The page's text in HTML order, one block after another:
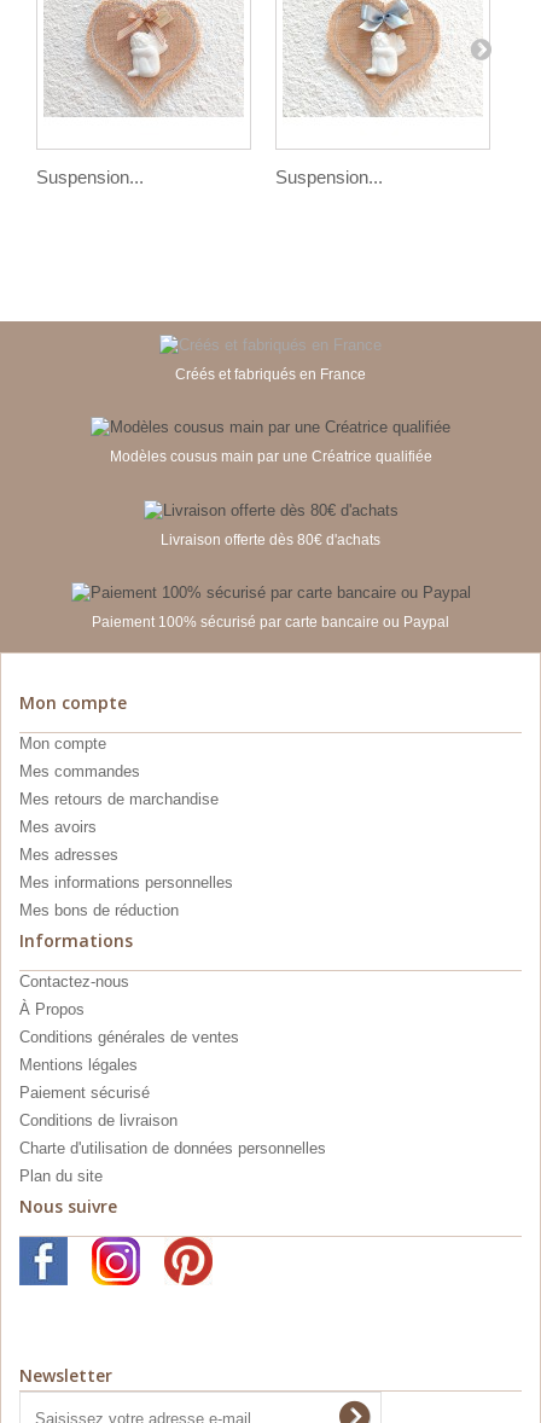
Suspension... Suspension...
Créés et fabriqués en France
Modèles cousus main par une Créatrice qualifiée
Livraison offerte dès 80€ d'achats
Paiement 100% sécurisé par carte bancaire ou Paypal
Mon compte
Mon compte
Mes commandes
Mes retours de marchandise
Mes avoirs
Mes adresses
Mes informations personnelles
Mes bons de réduction
Informations
Contactez-nous
À Propos
Conditions générales de ventes
Mentions légales
Paiement sécurisé
Conditions de livraison
Charte d'utilisation de données personnelles
Plan du site
Nous suivre
Newsletter